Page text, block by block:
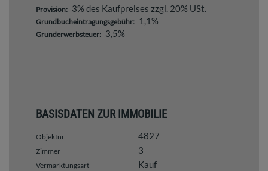
Provision: 3% des Kaufpreises zzgl. 20% USt.
Grundbucheintragungsgebühr: 1,1%
Grunderwerbsteuer: 3,5%
BASISDATEN ZUR IMMOBILIE
Objektnr. 4827
Zimmer 3
Vermarktungsart Kauf